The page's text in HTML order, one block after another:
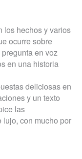
los hechos y varios
ocurre sobre
en voz
en una historia
deliciosas en
y un texto
las
lujo, con mucho por